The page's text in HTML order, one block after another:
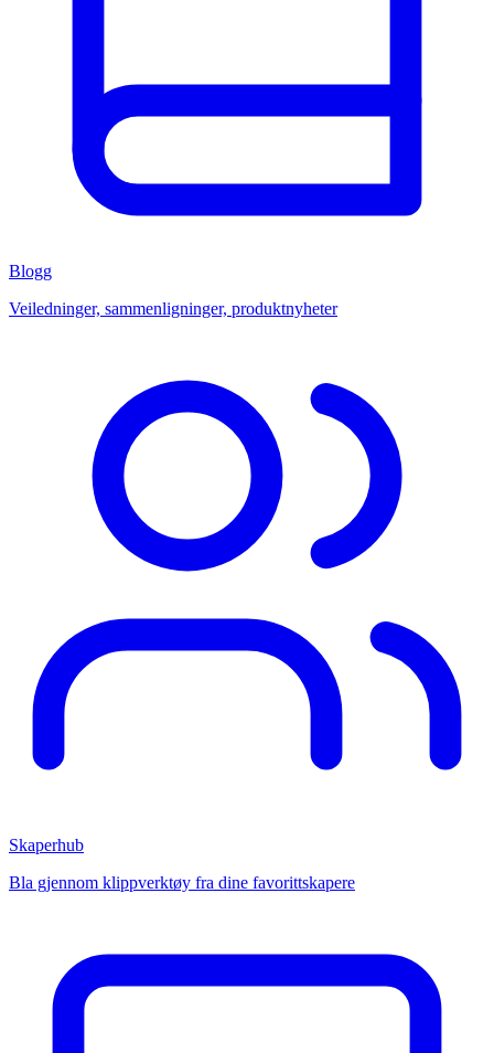
Blogg
Veiledninger, sammenligninger, produktnyheter
Skaperhub
Bla gjennom klippverktøy fra dine favorittskapere